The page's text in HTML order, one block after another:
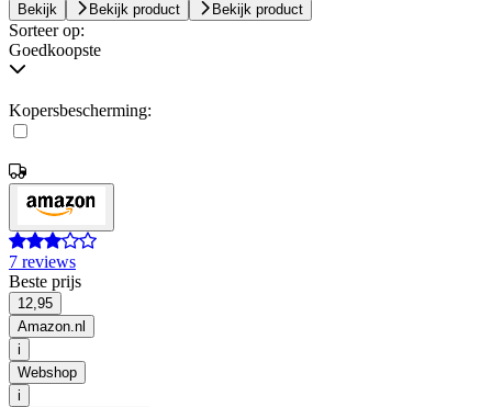
Bekijk Bekijk product Bekijk product
Sorteer op:
Goedkoopste
Kopersbescherming:
7 reviews
Beste prijs
12,95
Amazon.nl
i
Webshop
i